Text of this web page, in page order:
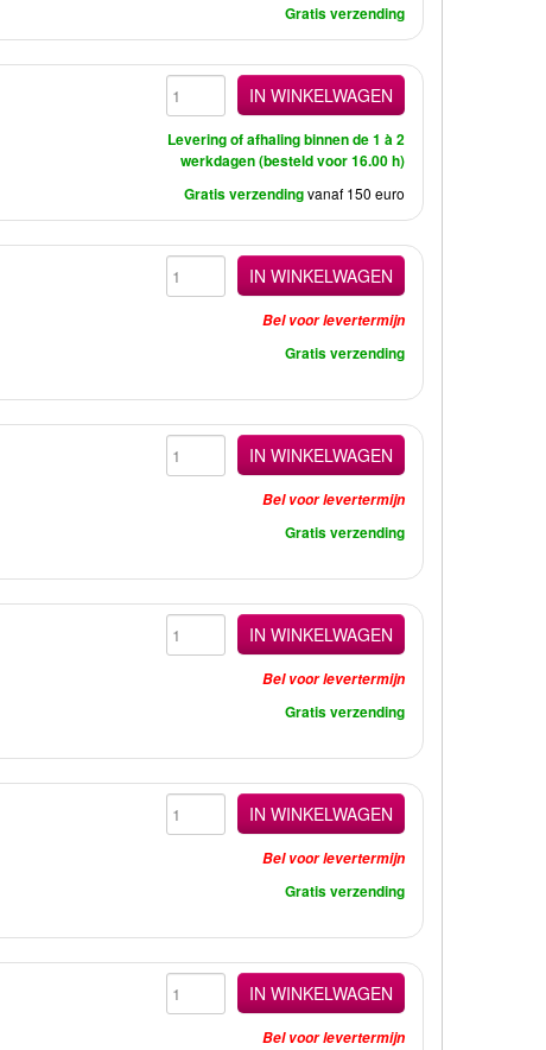
Gratis verzending
IN WINKELWAGEN
Levering of afhaling binnen de 1 à 2
werkdagen (besteld voor 16.00 h)
Gratis verzendingvanaf 150 euro
IN WINKELWAGEN
Bel voor levertermijn
Gratis verzending
IN WINKELWAGEN
Bel voor levertermijn
Gratis verzending
IN WINKELWAGEN
Bel voor levertermijn
Gratis verzending
IN WINKELWAGEN
Bel voor levertermijn
Gratis verzending
IN WINKELWAGEN
Bel voor levertermijn